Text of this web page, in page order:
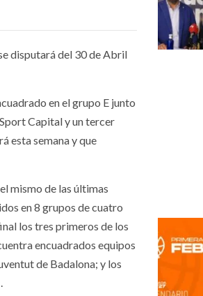
disputará del 30 de Abril
en el grupo E junto
Capital y un tercer
esta semana y que
mismo de las últimas
en 8 grupos de cuatro
los tres primeros de los
encuadrados equipos
de Badalona; y los